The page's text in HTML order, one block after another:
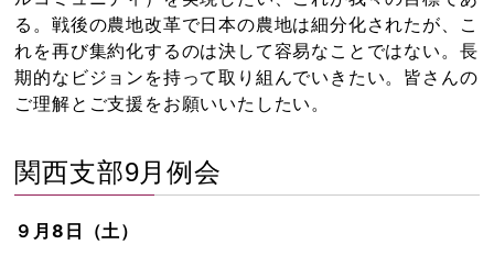
る。戦後の農地改革で日本の農地は細分化されたが、こ
れを再び集約化するのは決して容易なことではない。長
期的なビジョンを持って取り組んでいきたい。皆さんの
ご理解とご支援をお願いいたしたい。
関西支部9月例会
９月8日（土）